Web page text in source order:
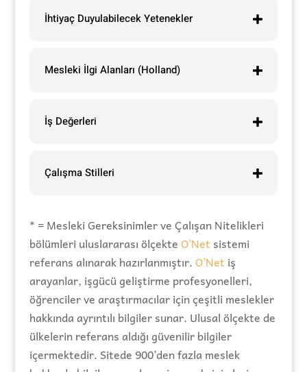
İhtiyaç Duyulabilecek Yetenekler
Mesleki İlgi Alanları (Holland)
İş Değerleri
Çalışma Stilleri
* = Mesleki Gereksinimler ve Çalışan Nitelikleri
bölümleri uluslararası ölçekteO’Net sistemi
referans alınarak hazırlanmıştır.O’Net iş
arayanlar, işgücü geliştirme profesyonelleri,
öğrenciler ve araştırmacılar için çeşitli meslekler
hakkında ayrıntılı bilgiler sunar. Ulusal ölçekte de
ülkelerin referans aldığı güvenilir bilgiler
içermektedir. Sitede 900’den fazla meslek